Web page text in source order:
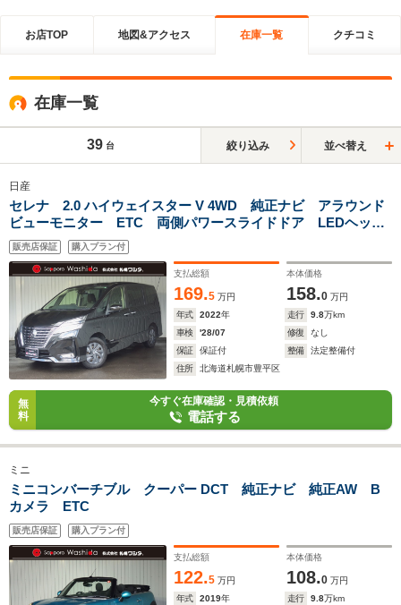
お店TOP 地図&アクセス 在庫一覧 クチコミ
在庫一覧
39 台 絞り込み 並べ替え
日産
セレナ 2.0 ハイウェイスター V 4WD 純正ナビ アラウンド
ビューモニター ETC 両側パワースライドドア LEDヘッド
ライト
販売店保証 購入プラン付
支払総額
169.5 万円
本体価格
158.0 万円
年式
2022年 走行 9.8万km
車検
'28/07 修復
なし
保証
保証付 整備
法定整備付
住所
北海道札幌市豊平区
無
料
今すぐ在庫確認・見積依頼
電話する
ミニ
ミニコンバーチブル クーパー DCT 純正ナビ 純正AW B
カメラ ETC
販売店保証 購入プラン付
支払総額
122.5 万円
本体価格
108.0 万円
年式
2019年 走行 9.8万km